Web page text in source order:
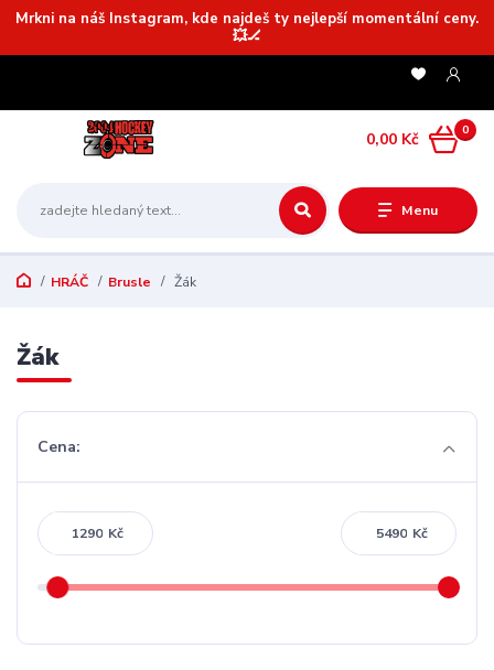
Mrkni na náš Instagram, kde najdeš ty nejlepší momentální ceny.
💥🏒
Menu
0
0,00 Kč
HRÁČ Brusle Žák
Žák
Cena:
Kč Kč